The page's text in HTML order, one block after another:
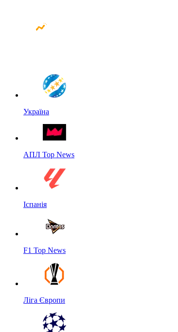
Україна
АПЛ Top News
Іспанія
F1 Top News
Ліга Європи